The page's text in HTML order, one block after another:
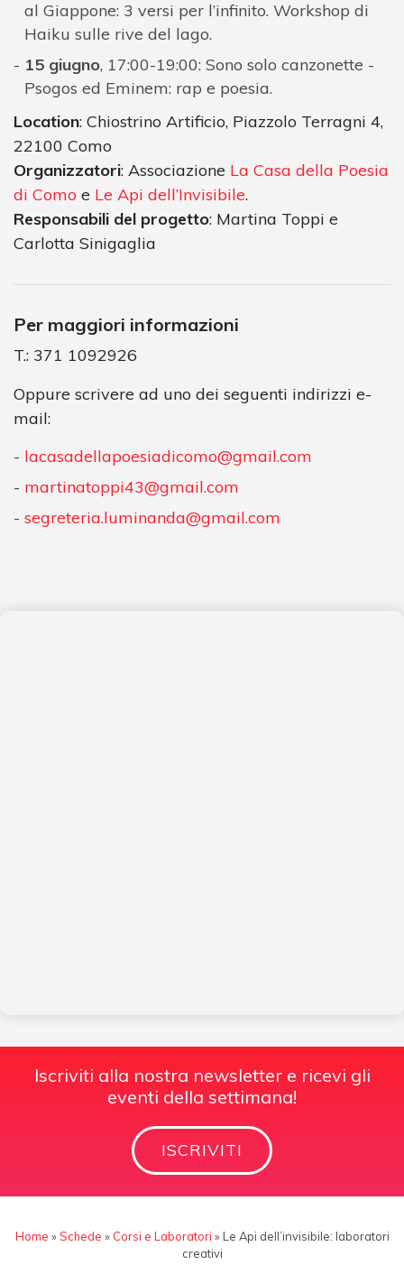
al Giappone: 3 versi per l’infinito. Workshop di
Haiku sulle rive del lago.
15 giugno, 17:00-19:00: Sono solo canzonette -
Psogos ed Eminem: rap e poesia.
Location: Chiostrino Artificio, Piazzolo Terragni 4,
22100 Como
Organizzatori: Associazione La Casa della Poesia
di Como e Le Api dell’Invisibile.
Responsabili del progetto: Martina Toppi e
Carlotta Sinigaglia
Per maggiori informazioni
T.: 371 1092926
Oppure scrivere ad uno dei seguenti indirizzi e-
mail:
lacasadellapoesiadicomo@gmail.com
martinatoppi43@gmail.com
segreteria.luminanda@gmail.com
Iscriviti alla nostra newsletter e ricevi gli
eventi della settimana!
ISCRIVITI
Home »Schede » Corsi e Laboratori » Le Api dell’invisibile: laboratori
creativi